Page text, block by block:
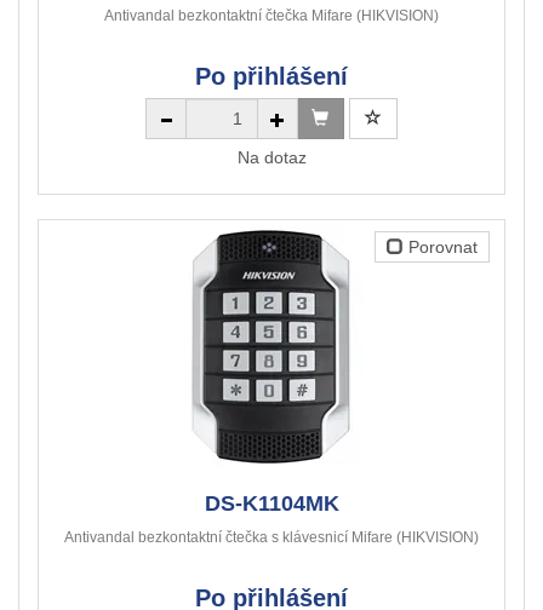
Antivandal bezkontaktní čtečka Mifare (HIKVISION)
Po přihlášení
Na dotaz
Porovnat
DS-K1104MK
Antivandal bezkontaktní čtečka s klávesnicí Mifare (HIKVISION)
Po přihlášení